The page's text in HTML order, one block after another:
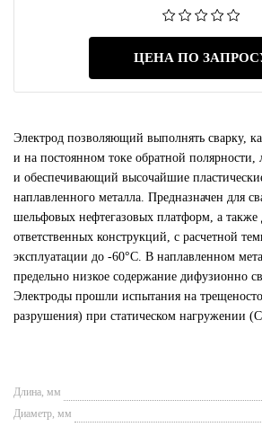
ЦЕНА ПО
Электрод позволяющий выполнять сварку,
и на постоянном токе обратной
и обеспечивающий высочайшие
наплавленного металла. Предназначен для
шельфовых нефтегазовых платформ, а также
ответственных конструкций, с расчетной
эксплуатации до -60°С. В наплавленном
предельно низкое содержание дифузионно
Электроды прошли испытания на
разрушения) при статическом нагружении
Длина, мм
Диаметр, мм